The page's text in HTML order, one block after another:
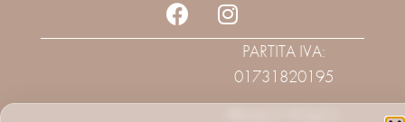
PARTITA IVA:
01731820195